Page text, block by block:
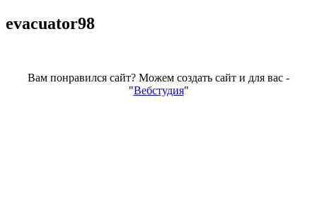
evacuator98
Вам понравился сайт? Можем создать сайт и для вас -
"Вебстудия"